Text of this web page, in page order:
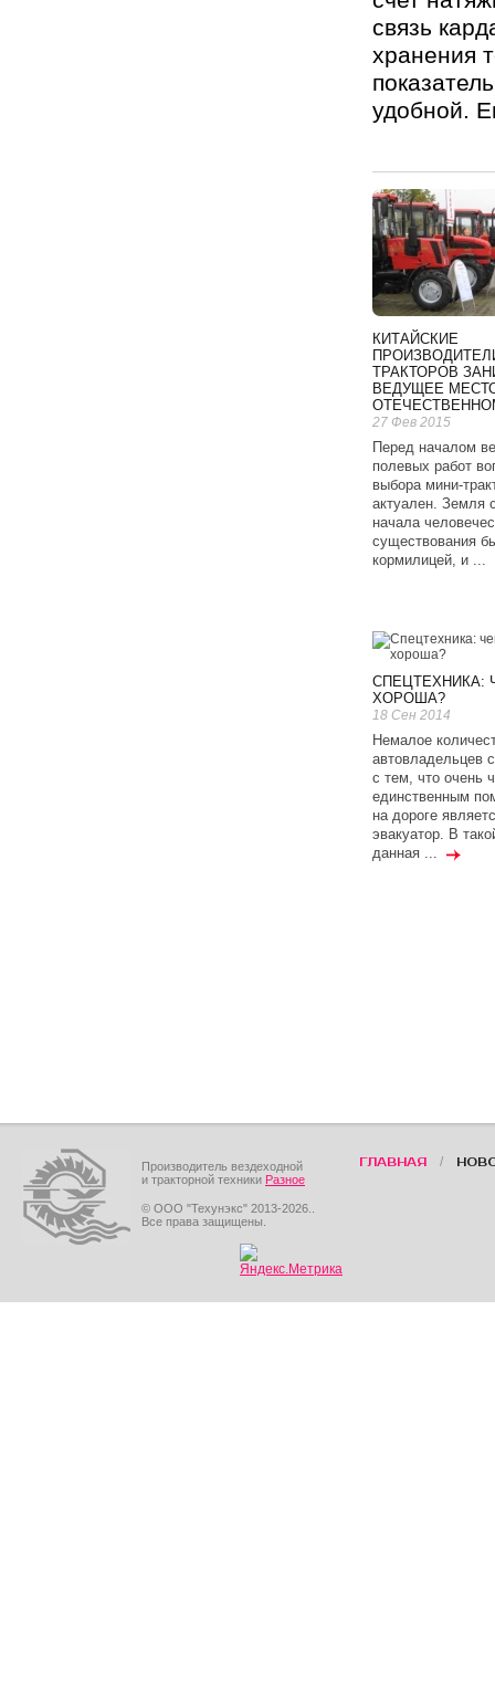
связь
хранения
удобной.
КИТАЙСКИЕ
ТРАКТОРОВ
ВЕДУЩЕЕ
27 Фев 2015
Перед началом
полевых работ
выбора мини-
актуален. Земля
начала
существования
кормилицей, и ...
СПЕЦТЕХНИКА:
ХОРОША?
18 Сен 2014
Немалое
автовладельцев
с тем, что очень
единственным
на дороге
эвакуатор. В
данная ...
Производитель вездеходной
и тракторной техники Разное
© ООО "Техунэкс" 2013-2026..
Все права защищены.
ГЛАВНАЯ /